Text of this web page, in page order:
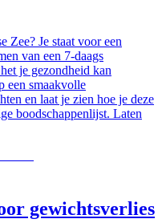
Zee? Je staat voor een
van een 7-daags
je gezondheid kan
een smaakvolle
en laat je zien hoe je deze
boodschappenlijst. Laten
gewichtsverlies